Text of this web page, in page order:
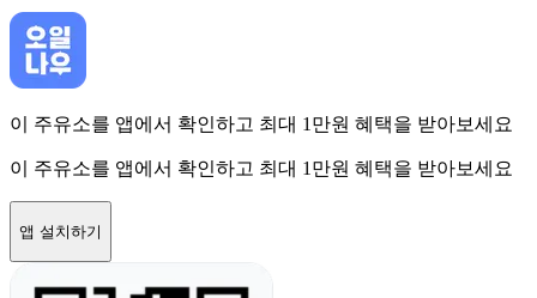
이 주유소를 앱에서 확인하고 최대 1만원 혜택을 받아보세요
이 주유소를 앱에서 확인하고 최대 1만원 혜택을 받아보세요
앱 설치하기